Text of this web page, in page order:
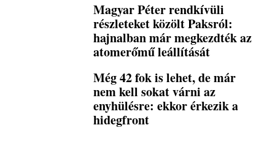
Magyar Péter rendkívüli
részleteket közölt Paksról:
hajnalban már megkezdték az
atomerőmű leállítását
Még 42 fok is lehet, de már
nem kell sokat várni az
enyhülésre: ekkor érkezik a
hidegfront